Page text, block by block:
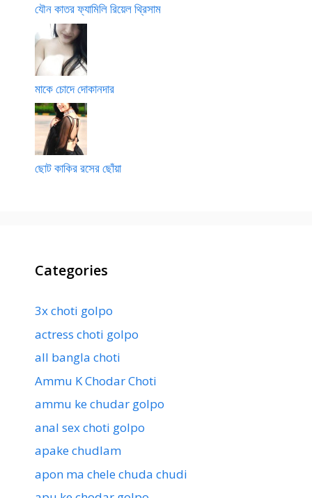
যৌন কাতর ফ্যামিলি রিয়েল থ্রিসাম
মাকে চোদে দোকানদার
ছোট কাকির রসের ছোঁয়া
Categories
3x choti golpo
actress choti golpo
all bangla choti
Ammu K Chodar Choti
ammu ke chudar golpo
anal sex choti golpo
apake chudlam
apon ma chele chuda chudi